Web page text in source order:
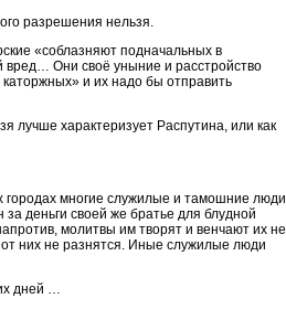
разрешения нельзя.
«соблазняют подначальных в
Они своё уныние и расстройство
и их надо бы отправить
лучше характеризует Распутина, или как
городах многие служилые и тамошние люди
деньги своей же братье для блудной
молитвы им творят и венчают их не
них не разнятся. Иные служилые люди
дней …